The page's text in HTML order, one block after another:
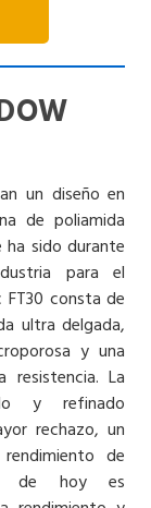
un diseño en
de poliamida
ha sido durante
para el
FT30 consta de
ultra delgada,
y una
La
y refinado
rechazo, un
de
de hoy es